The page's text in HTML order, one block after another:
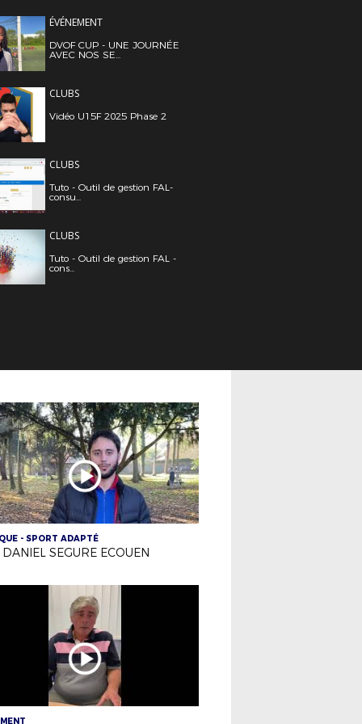
ÉVÉNEMENT
DVOF CUP - UNE JOURNÉE
AVEC NOS SE...
CLUBS
Vidéo U15F 2025 Phase 2
CLUBS
Tuto - Outil de gestion FAL-
consu...
CLUBS
Tuto - Outil de gestion FAL -
cons...
- SPORT ADAPTÉ
DANIEL SEGURE ECOUEN